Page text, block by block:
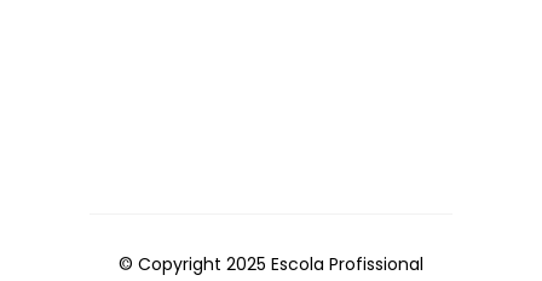
© Copyright 2025 Escola Profissional